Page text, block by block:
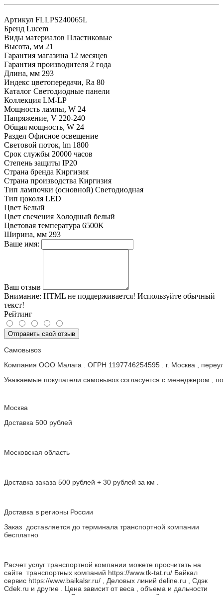
Артикул FLLPS240065L
Бренд Lucem
Виды материалов Пластиковые
Высота, мм 21
Гарантия магазина 12 месяцев
Гарантия производителя 2 года
Длина, мм 293
Индекс цветопередачи, Ra 80
Каталог Светодиодные панели
Коллекция LM-LP
Мощность лампы, W 24
Напряжение, V 220-240
Общая мощность, W 24
Раздел Офисное освещение
Световой поток, lm 1800
Срок службы 20000 часов
Степень защиты IP20
Страна бренда Киргизия
Страна производства Киргизия
Тип лампочки (основной) Светодиодная
Тип цоколя LED
Цвет Белый
Цвет свечения Холодный белый
Цветовая температура 6500K
Ширина, мм 293
Ваше имя:
Ваш отзыв
Внимание: HTML не поддерживается! Используйте обычный
текст!
Рейтинг
Отправить свой отзыв
Самовывоз
Компания ООО Малага . ОГРН 1197746254595 . г. Москва ,
Уважаемые покупатели самовывоз согласуется с менеджером ,
Москва
Доставка 500 рублей
Московская область
Доставка заказа 500 рублей + 30 рублей за км .
Доставка в регионы России
Заказ доставляется до терминала транспортной компании
бесплатно
Расчет услуг транспортной компании можете просчитать на
сайте транспортных компаний https://www.tk-tat.ru/ Байкал
сервис https://www.baikalsr.ru/ , Деловых линий deline.ru , Сдэк
Cdek.ru и другие . Цена зависит от веса , объема и дальности